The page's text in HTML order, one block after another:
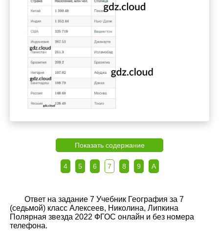
Показать содержание
4 5 6 7 8 9 А
Ответ на задание 7 Учебник География за 7
(седьмой) класс Алексеев, Николина, Липкина
Полярная звезда 2022 ФГОС онлайн и без номера
телефона.